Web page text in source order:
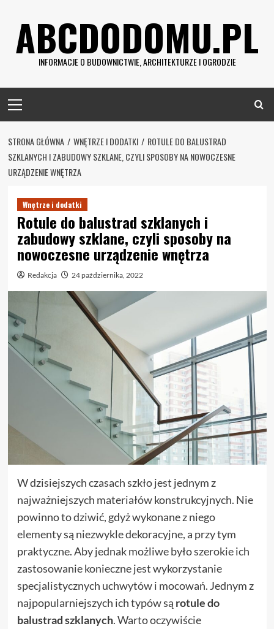
contentABCDODOMU.PL
INFORMACJE O BUDOWNICTWIE, ARCHITEKTURZE I OGRODZIE
Menu
STRONA GŁÓWNA WNĘTRZE I DODATKI
ROTULE DO BALUSTRAD
SZKLANYCH I ZABUDOWY SZKLANE, CZYLI SPOSOBY NA NOWOCZESNE
URZĄDZENIE WNĘTRZA
Wnętrze i dodatki
Rotule do balustrad szklanych i
zabudowy szklane, czyli sposoby na
nowoczesne urządzenie wnętrza
Redakcja 24 października, 2022
W dzisiejszych czasach szkło jest jednym z
najważniejszych materiałów konstrukcyjnych. Nie
powinno to dziwić, gdyż wykonane z niego
elementy są niezwykle dekoracyjne, a przy tym
praktyczne. Aby jednak możliwe było szerokie ich
zastosowanie konieczne jest wykorzystanie
specjalistycznych uchwytów i mocowań. Jednym z
najpopularniejszych ich typów są rotule do
balustrad szklanych. Warto oczywiście